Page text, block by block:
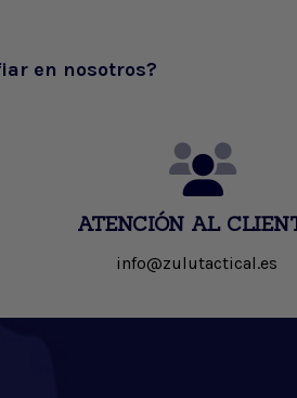
en nosotros?
ATENCIÓN AL
info@zulutactical.es